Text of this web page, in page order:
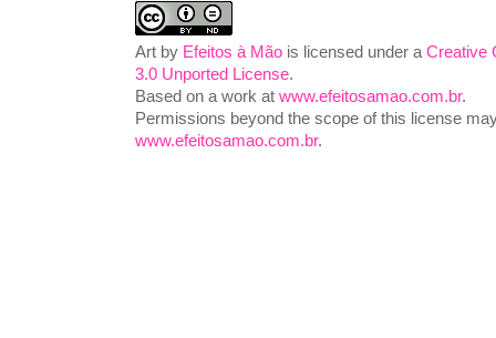
Art by Efeitos à Mão is licensed under a Creative
3.0 Unported License.
Based on a work at www.efeitosamao.com.br.
Permissions beyond the scope of this license
www.efeitosamao.com.br.